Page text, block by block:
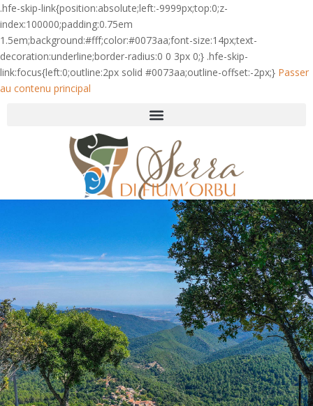
.hfe-skip-link{position:absolute;left:-9999px;top:0;z-
index:100000;padding:0.75em
1.5em;background:#fff;color:#0073aa;font-size:14px;text-
decoration:underline;border-radius:0 0 3px 0;} .hfe-skip-
link:focus{left:0;outline:2px solid #0073aa;outline-offset:-2px;} Passer
au contenu principal